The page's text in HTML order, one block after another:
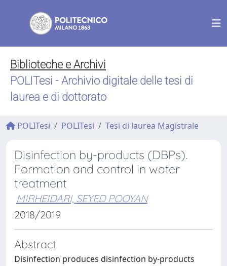
Biblioteche e Archivi
POLITesi - Archivio digitale delle tesi di
laurea e di dottorato
POLITesi POLITesi Tesi di laurea Magistrale
Disinfection by-products (DBPs).
Formation and control in water
treatment
MIRHEIDARI, SEYED POOYAN
2018/2019
Abstract
Disinfection produces disinfection by-products